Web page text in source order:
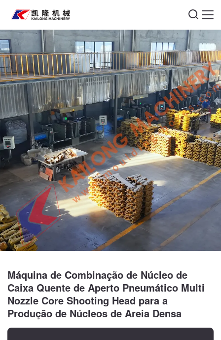
Máquina de Combinação de Núcleo de
Caixa Quente de Aperto Pneumático Multi
Nozzle Core Shooting Head para a
Produção de Núcleos de Areia Densa